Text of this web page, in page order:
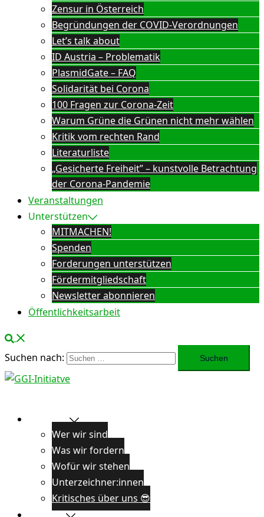
Zensur in Österreich
Begründungen der COVID-Verordnungen
Let’s talk about
ID Austria – Problematik
PlasmidGate – FAQ
Solidarität bei Corona
100 Fragen zur Corona-Zeit
Warum Grüne die Grünen nicht mehr wählen
Kritik vom rechten Rand
Literaturliste
„Gesicherte Freiheit” – kunstvolle Betrachtung
der Corona-Pandemie
Veranstaltungen
Unterstützen
MITMACHEN!
Spenden
Forderungen unterstützen
Fördermitgliedschaft
Newsletter abonnieren
Öffentlichkeitsarbeit
Suchen nach:
Über uns
Wer wir sind
Was wir fordern
Wofür wir stehen
Unterzeichner:innen
Kritisches über uns 😎